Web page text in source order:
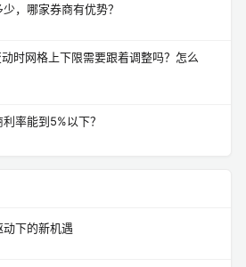
，哪家券商有优势？
时网格上下限需要跟着调整吗？怎么
率能到5%以下？
下的新机遇